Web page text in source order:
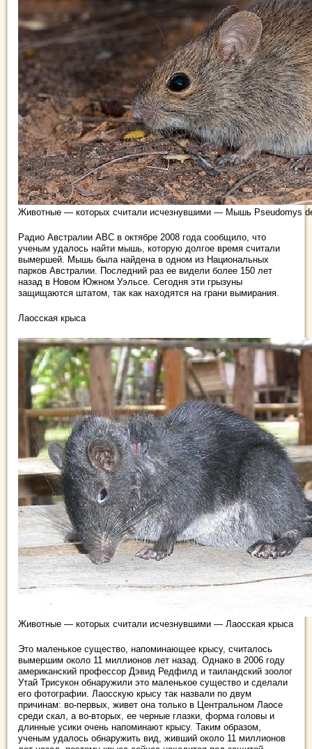
Животные — которых считали исчезнувшими — Мышь Pseudomys
Радио Австралии ABC в октябре 2008 года сообщило, что
ученым удалось найти мышь, которую долгое время считали
вымершей. Мышь была найдена в одном из Национальных
парков Австралии. Последний раз ее видели более 150 лет
назад в Новом Южном Уэльсе. Сегодня эти грызуны
защищаются штатом, так как находятся на грани вымирания.
Лаосская крыса
Животные — которых считали исчезнувшими — Лаосская крыса
Это маленькое существо, напоминающее крысу, считалось
вымершим около 11 миллионов лет назад. Однако в 2006 году
американский профессор Дэвид Редфилд и таиландский зоолог
Утай Трисукон обнаружили это маленькое существо и сделали
его фотографии. Лаосскую крысу так назвали по двум
причинам: во-первых, живет она только в Центральном Лаосе
среди скал, а во-вторых, ее черные глазки, форма головы и
длинные усики очень напоминают крысу. Таким образом,
ученым удалось обнаружить вид, живший около 11 миллионов